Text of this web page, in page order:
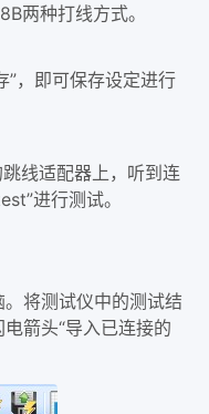
两种打线方式。
”，即可保存设定进行
线适配器上，听到连
进行测试。
将测试仪中的测试结
箭头“导入已连接的